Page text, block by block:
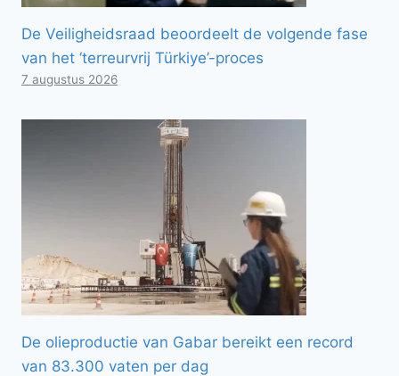
De Veiligheidsraad beoordeelt de volgende fase
van het ‘terreurvrij Türkiye’-proces
7 augustus 2026
De olieproductie van Gabar bereikt een record
van 83.300 vaten per dag